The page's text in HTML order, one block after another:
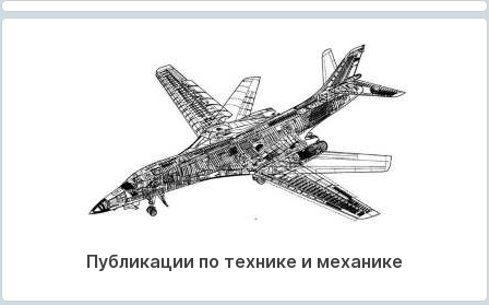
Публикации по технике и механике